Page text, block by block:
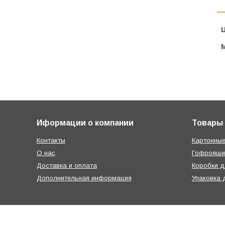
Иформации о компании
Контакты
О нас
Доставка и оплата
Дополнительная информация
Товары
Коробки
Упаковка